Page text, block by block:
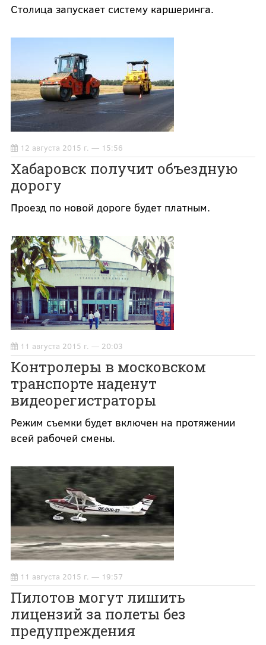
Столица запускает систему каршеринга.
12 августа 2015 г. — 15:56
Хабаровск получит объездную
дорогу
Проезд по новой дороге будет платным.
11 августа 2015 г. — 20:03
Контролеры в московском
транспорте наденут
видеорегистраторы
Режим съемки будет включен на протяжении
всей рабочей смены.
11 августа 2015 г. — 19:57
Пилотов могут лишить
лицензий за полеты без
предупреждения